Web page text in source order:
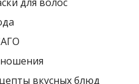
вкусных блюд